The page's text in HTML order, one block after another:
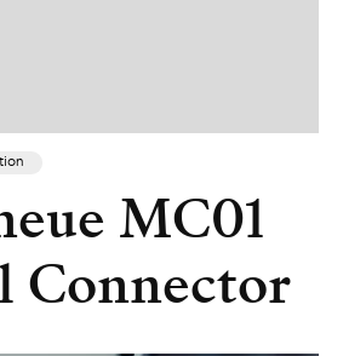
MC01
Connector